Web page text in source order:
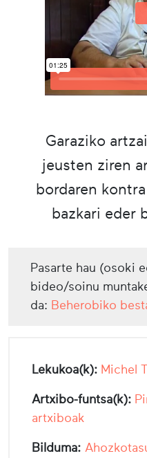
Garaziko
jeusten ziren
bordaren
bazkari eder
Pasarte hau (osoki
bideo/soinu
da: Beherobiko
Lekukoa(k): Michel
Artxibo-funtsa(k):
artxiboak
Bilduma: